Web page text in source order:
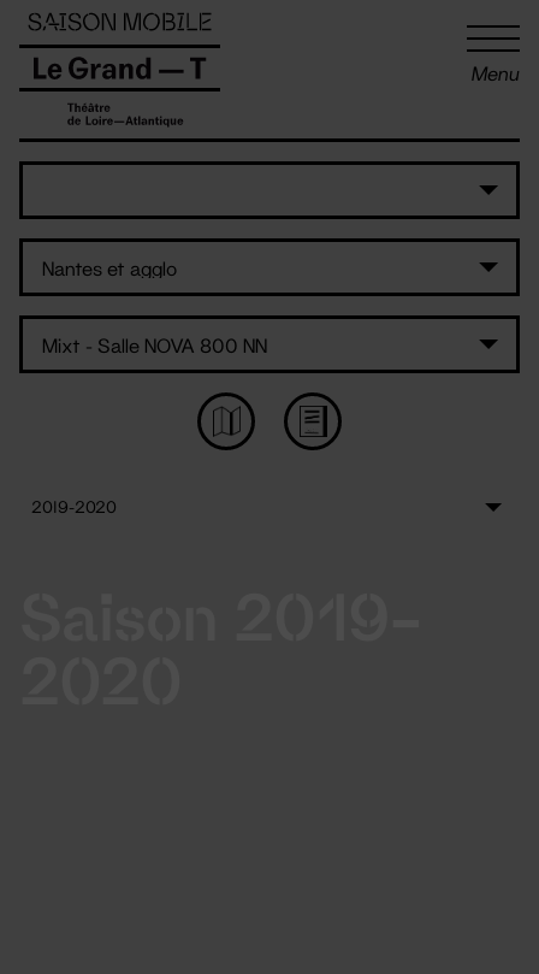
Menu
Panneau de gestion des cookies